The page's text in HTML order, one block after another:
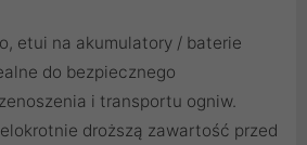
etui na akumulatory / baterie
do bezpiecznego
i transportu ogniw.
droższą zawartość przed